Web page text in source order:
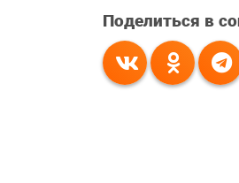
Поделиться в